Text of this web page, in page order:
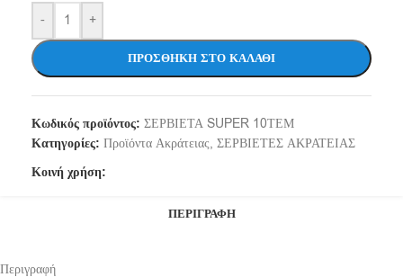
- +
ΠΡΟΣΘΉΚΗ ΣΤΟ ΚΑΛΆΘΙ
Κωδικός προϊόντος: ΣΕΡΒΙΕΤΑ SUPER 10ΤΕΜ
Κατηγορίες: Προϊόντα Ακράτειας, ΣΕΡΒΙΕΤΕΣ ΑΚΡΑΤΕΙΑΣ
Κοινή χρήση:
ΠΕΡΙΓΡΑΦΉ
Περιγραφή